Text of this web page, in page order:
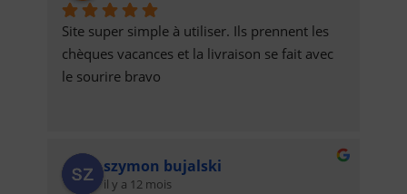
Site super simple à utiliser. Ils prennent les
chèques vacances et la livraison se fait avec
le sourire bravo
szymon bujalski
il y a 12 mois